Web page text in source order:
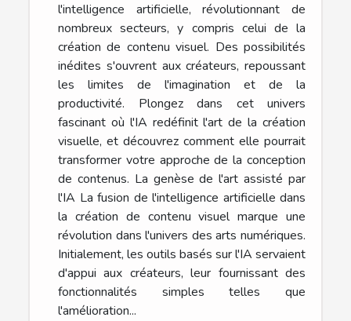
l'intelligence artificielle, révolutionnant de
nombreux secteurs, y compris celui de la
création de contenu visuel. Des possibilités
inédites s'ouvrent aux créateurs, repoussant
les limites de l'imagination et de la
productivité. Plongez dans cet univers
fascinant où l'IA redéfinit l'art de la création
visuelle, et découvrez comment elle pourrait
transformer votre approche de la conception
de contenus. La genèse de l'art assisté par
l'IA La fusion de l'intelligence artificielle dans
la création de contenu visuel marque une
révolution dans l'univers des arts numériques.
Initialement, les outils basés sur l'IA servaient
d'appui aux créateurs, leur fournissant des
fonctionnalités simples telles que
l'amélioration...